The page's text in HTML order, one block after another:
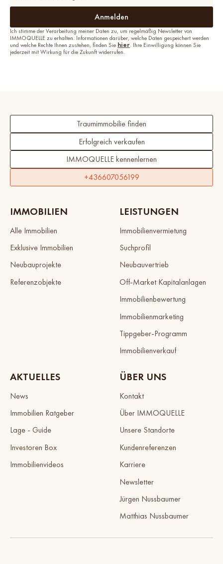
Ich stimme der Verarbeitung meiner Daten zu, um regelmäßig Newsletter von
IMMOQUELLE zu erhalten. Informationen darüber, welche Daten gespeichert werden
und welche Rechte Ihnen zustehen, finden Sie hier. Ihre Einwilligung können Sie
jederzeit mit Wirkung für die Zukunft widerrufen.
Traumimmobilie finden
Erfolgreich verkaufen
IMMOQUELLE kennenlernen
+436607056199
IMMOBILIEN
Alle Immobilien
Exklusive Immobilien
Neubauprojekte
Referenzobjekte
LEISTUNGEN
Immobilienvermietung
Suchprofil
Neubauvertrieb
Off-Market Kapitalanlagen
Immobilienbewertung
Immobilienmarketing
Tippgeber-Programm
Immobilienverkauf
AKTUELLES
News
Immobilien Ratgeber
Lage - Guide
Investoren Box
Immobilienvideos
ÜBER UNS
Kontakt
Über IMMOQUELLE
Unsere Standorte
Kundenreferenzen
Karriere
Newsletter
Jürgen Nussbaumer
Matthias Nussbaumer